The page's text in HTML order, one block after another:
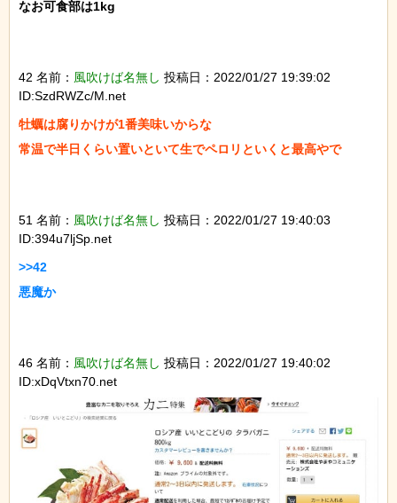
なお可食部は1kg
42 名前： 風吹けば名無し 投稿日：2022/01/27 19:39:02
ID:SzdRWZc/M.net
牡蠣は腐りかけが1番美味いからな
常温で半日くらい置いといて生でペロリといくと最高やで
51 名前： 風吹けば名無し 投稿日：2022/01/27 19:40:03
ID:394u7ljSp.net
>>42
悪魔か
46 名前： 風吹けば名無し 投稿日：2022/01/27 19:40:02
ID:xDqVtxn70.net